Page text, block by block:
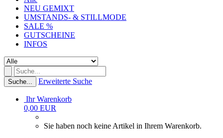
NEU GEMIXT
UMSTANDS- & STILLMODE
SALE %
GUTSCHEINE
INFOS
Suche... Erweiterte Suche
Ihr Warenkorb
0,00 EUR
Sie haben noch keine Artikel in Ihrem Warenkorb.